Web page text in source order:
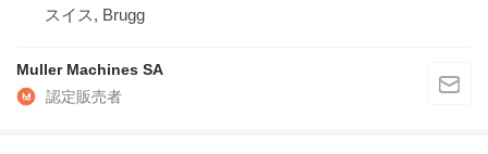
スイス, Brugg
Muller Machines SA